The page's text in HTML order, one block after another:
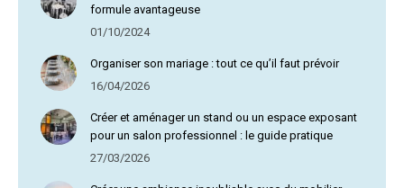
formule avantageuse
01/10/2024
Organiser son mariage : tout ce qu’il faut prévoir
16/04/2026
Créer et aménager un stand ou un espace exposant
pour un salon professionnel : le guide pratique
27/03/2026